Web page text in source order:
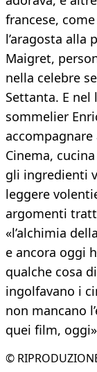
francese,
l’aragosta alla
Maigret,
nella celebre
Settanta. E
sommelier
Cinema,
gli ingredienti
leggere
argomenti
«l’alchimia
e ancora oggi
qualche cosa
ingolfavano i
non mancano
quei film,
©